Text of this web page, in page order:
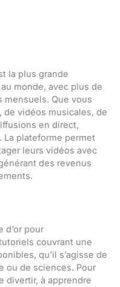
la plus grande
monde, avec plus de
mensuels. Que vous
de vidéos musicales, de
en direct,
La plateforme permet
leurs vidéos avec
des revenus
d’or pour
couvrant une
qu’il s’agisse de
ou de sciences. Pour
divertir, à apprendre